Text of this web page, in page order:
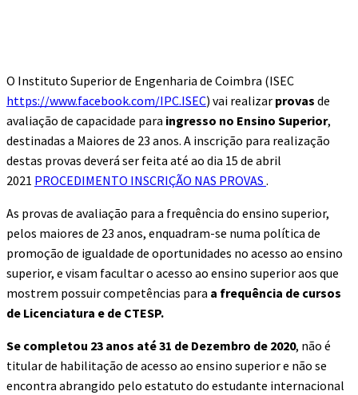
O Instituto Superior de Engenharia de Coimbra (ISEC
https://www.facebook.com/IPC.ISEC) vai realizar provas de
avaliação de capacidade para ingresso no Ensino Superior,
destinadas a Maiores de 23 anos. A inscrição para realização
destas provas deverá ser feita até ao dia 15 de abril
2021 PROCEDIMENTO INSCRIÇÃO NAS PROVAS .
As provas de avaliação para a frequência do ensino superior,
pelos maiores de 23 anos, enquadram-se numa política de
promoção de igualdade de oportunidades no acesso ao ensino
superior, e visam facultar o acesso ao ensino superior aos que
mostrem possuir competências para a frequência de cursos
de Licenciatura e de CTESP.
Se completou 23 anos até 31 de Dezembro de 2020, não é
titular de habilitação de acesso ao ensino superior e não se
encontra abrangido pelo estatuto do estudante internacional